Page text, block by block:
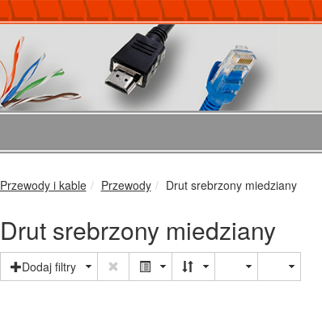
Przewody i kable Przewody Drut srebrzony miedziany
Drut srebrzony miedziany
Dodaj filtry